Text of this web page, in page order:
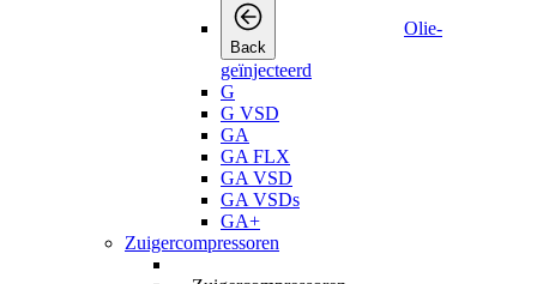
Back
Olie-
geïnjecteerd
G
G VSD
GA
GA FLX
GA VSD
GA VSDs
GA+
Zuigercompressoren